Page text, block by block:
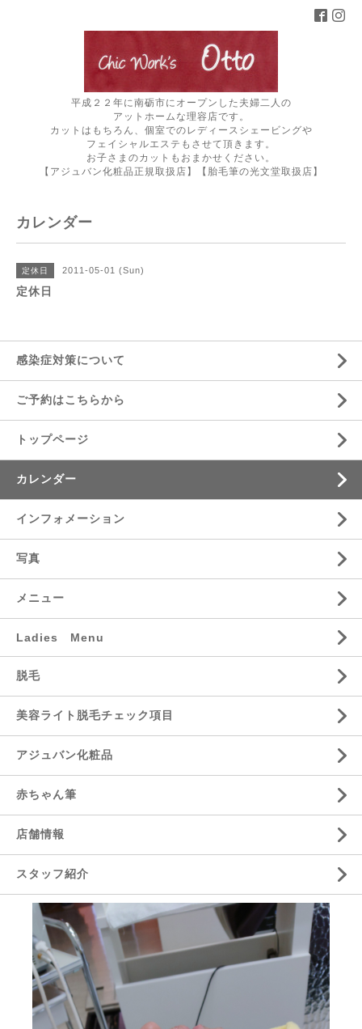
平成２２年に南砺市にオープンした夫婦二人の
アットホームな理容店です。
カットはもちろん、個室でのレディースシェービングや
フェイシャルエステもさせて頂きます。
お子さまのカットもおまかせください。
【アジュバン化粧品正規取扱店】【胎毛筆の光文堂取扱店】
カレンダー
定休日 2011-05-01 (Sun)
定休日
感染症対策について
ご予約はこちらから
トップページ
カレンダー
インフォメーション
写真
メニュー
Ladies Menu
脱毛
美容ライト脱毛チェック項目
アジュバン化粧品
赤ちゃん筆
店舗情報
スタッフ紹介